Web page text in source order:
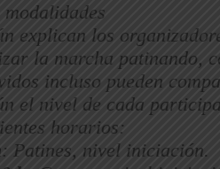
modalidades
explican los
la marcha patinando,
incluso pueden
el nivel de cada
horarios:
: Patines, nivel iniciación.